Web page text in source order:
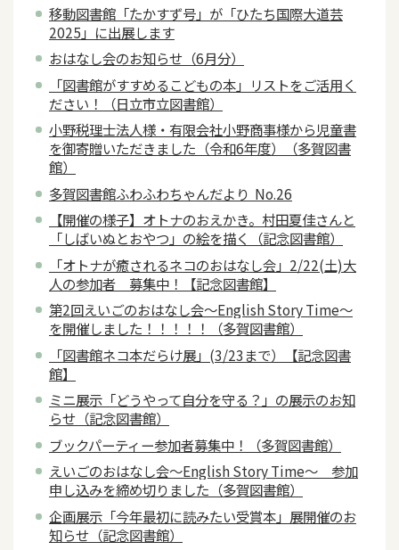
移動図書館「たかすず号」が「ひたち国際大道芸
2025」に出展します
おはなし会のお知らせ（6月分）
「図書館がすすめるこどもの本」リストをご活用く
ださい！（日立市立図書館）
小野税理士法人様・有限会社小野商事様から児童書
を御寄贈いただきました（令和6年度）（多賀図書
館）
多賀図書館ふわふわちゃんだより No.26
【開催の様子】オトナのおえかき。村田夏佳さんと
「しばいぬとおやつ」の絵を描く（記念図書館）
「オトナが癒されるネコのおはなし会」2/22(土)大
人の参加者 募集中！【記念図書館】
第2回えいごのおはなし会～English Story Time～
を開催しました！！！！！（多賀図書館）
「図書館ネコ本だらけ展」(3/23まで）【記念図書
館】
ミニ展示「どうやって自分を守る？」の展示のお知
らせ（記念図書館）
ブックパーティー参加者募集中！（多賀図書館）
えいごのおはなし会～English Story Time～ 参加
申し込みを締め切りました（多賀図書館）
企画展示「今年最初に読みたい受賞本」展開催のお
知らせ（記念図書館）